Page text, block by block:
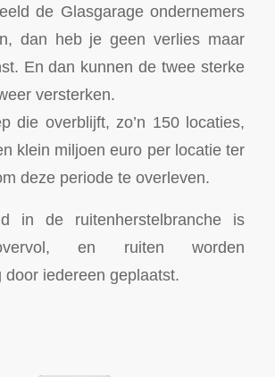
de Glasgarage ondernemers
dan heb je geen verlies maar
En dan kunnen de twee sterke
versterken.
die overblijft, zo’n 150 locaties,
klein miljoen euro per locatie ter
deze periode te overleven.
in de ruitenherstelbranche is
en ruiten worden
door iedereen geplaatst.